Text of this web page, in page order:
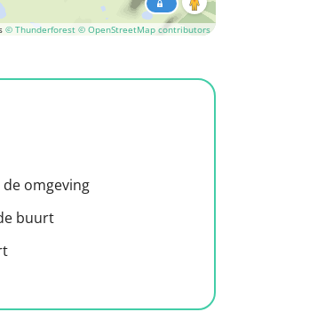
© Thunderforest © OpenStreetMap contributors
omgeving
buurt